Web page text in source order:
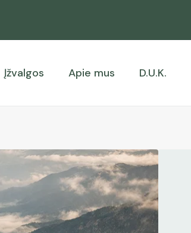
Įžvalgos Apie mus D.U.K.